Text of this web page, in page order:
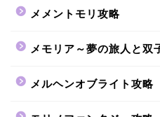
メメントモリ攻略
メモリア～夢の旅人と双
メルヘンオブライト攻略